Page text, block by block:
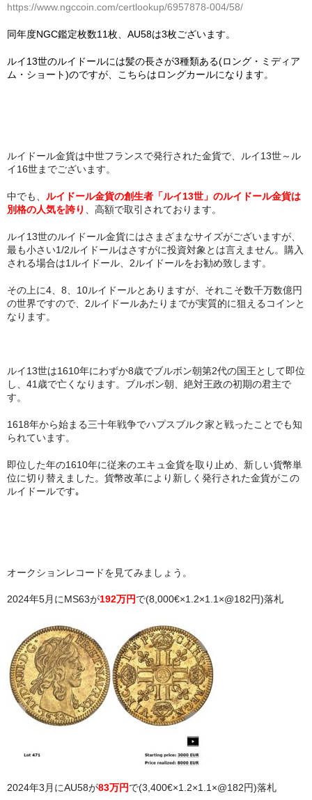
https://www.ngccoin.com/certlookup/6957878-004/58/
同年度NGC鑑定枚数11枚、AU58は3枚ございます。
ルイ13世のルイドールには髪の長さが3種類ある(ロング・ミディア
ム・ショート)のですが、こちらはロングカールになります。
ルイドール金貨は中世フランスで発行された金貨で、ルイ13世～ル
イ16世までございます。
中でも、 ルイドール金貨の創生者「ルイ13世」のルイドール金貨は
別格の人気を誇り
、高額で取引されております。
ルイ13世のルイドール金貨にはさまざまなサイズがございますが、
最も小さい1/2ルイドールはさすがに投資対象とは言えません。購入
される場合は1ルイドール、2ルイドールをお勧め致します。
その上に4、8、10ルイドールとありますが、それこそ数千万数億円
の世界ですので、2ルイドールあたりまでが実質的に狙えるコインと
なります。
ルイ13世は1610年にわずか8歳でブルボン朝第2代の国王として即位
し、41歳で亡くなります。ブルボン朝、絶対王政の初期の君主で
す。
1618年から始まる三十年戦争でハプスブルク家と戦ったことでも知
られています。
即位した年の1610年に従来のエキュ金貨を取り止め、新しい貨幣単
位に切り替えました。貨幣改革により新しく発行された金貨がこの
ルイドールです｡
オークションレコードを見てみましょう。
2024年5月にMS63が192万円で(8,000€×1.2×1.1×@182円)落札
2024年3月にAU58が83万円で(3,400€×1.2×1.1×@182円)落札